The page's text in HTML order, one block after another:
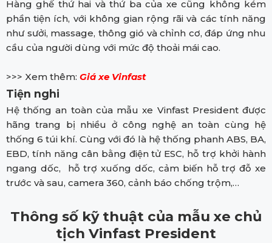
Hàng ghế thứ hai và thứ ba của xe cũng không kém
phần tiện ích, với không gian rộng rãi và các tính năng
như sưởi, massage, thông gió và chỉnh cơ, đáp ứng nhu
cầu của người dùng với mức độ thoải mái cao.
>>> Xem thêm: Giá xe Vinfast
Tiện nghi
Hệ thống an toàn của mẫu xe Vinfast President được
hãng trang bị nhiều ở công nghệ an toàn cùng hệ
thống 6 túi khí. Cùng với đó là hệ thống phanh ABS, BA,
EBD, tính năng cân bằng điện tử ESC, hỗ trợ khởi hành
ngang dốc, hỗ trợ xuống dốc, cảm biến hỗ trợ đỗ xe
trước và sau, camera 360, cảnh báo chống trộm,…
Thông số kỹ thuật của mẫu xe chủ
tịch Vinfast President